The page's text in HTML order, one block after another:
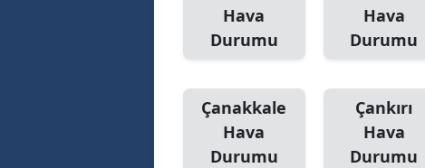
Hava
Durumu
Hava
Durumu
Çanakkale
Hava
Durumu
Çankırı
Hava
Durumu